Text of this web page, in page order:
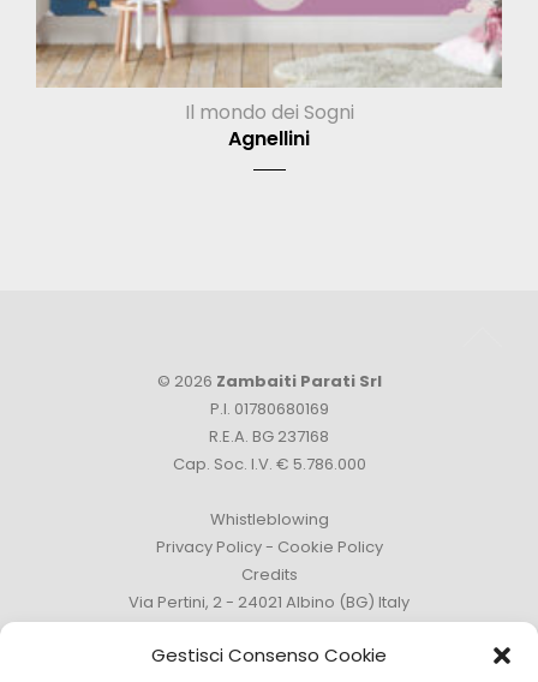
Gestisci Consenso Cookie
Il mondo dei Sogni
Agnellini
© 2026 Zambaiti Parati Srl
P.I. 01780680169
R.E.A. BG 237168
Cap. Soc. I.V. € 5.786.000
Whistleblowing
Privacy Policy- Cookie Policy
Credits
Via Pertini, 2 - 24021 Albino (BG) Italy
Phone +39 035 759111 -info@zambaitiparati.com